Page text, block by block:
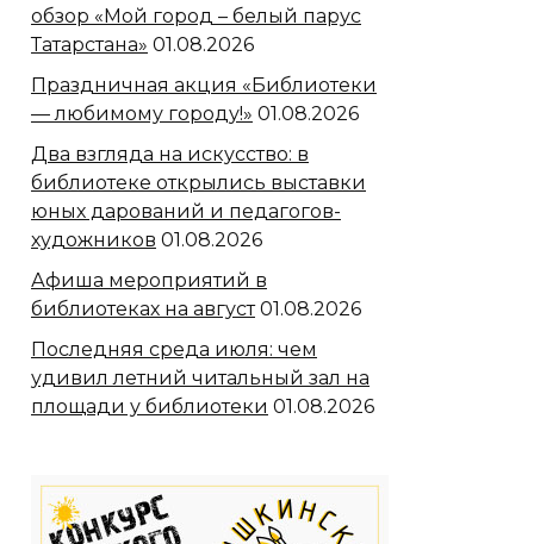
обзор «Мой город – белый парус
Татарстана» 01.08.2026
Праздничная акция «Библиотеки
— любимому городу!» 01.08.2026
Два взгляда на искусство: в
библиотеке открылись выставки
юных дарований и педагогов-
художников 01.08.2026
Афиша мероприятий в
библиотеках на август 01.08.2026
Последняя среда июля: чем
удивил летний читальный зал на
площади у библиотеки 01.08.2026